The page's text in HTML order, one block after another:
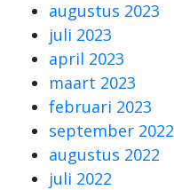
augustus 2023
juli 2023
april 2023
maart 2023
februari 2023
september 2022
augustus 2022
juli 2022